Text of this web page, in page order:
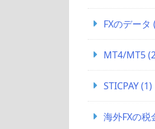
FXのデータ
MT4/MT5
STICPAY(1)
海外FXの